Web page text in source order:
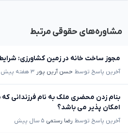
مشاوره‌های حقوقی مرتبط
مجوز ساخت خانه در زمین کشاورزی:
آخرین پاسخ توسط حسن آرین پور ۳ هفته پیش
بنام زدن محضری ملک به نام فرزندانی
امکان پذیر می باشد؟
آخرین پاسخ توسط رضا رستمی ۵ سال پیش